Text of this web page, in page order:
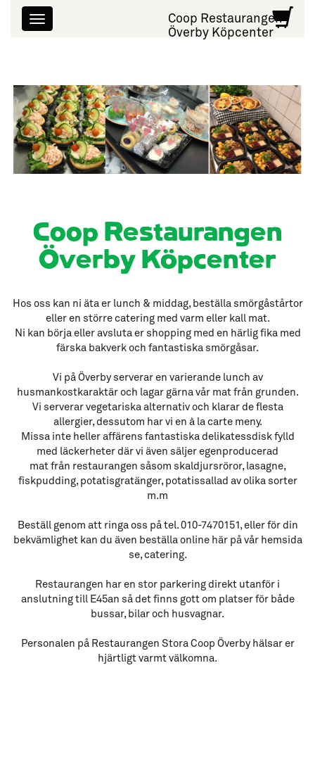
Coop Restaurangen
Överby Köpcenter
Coop Restaurangen
Överby Köpcenter
Hos oss kan ni äta er lunch & middag, beställa smörgåstårtor
eller en större catering med varm eller kall mat.
Ni kan börja eller avsluta er shopping med en härlig fika med
färska bakverk och fantastiska smörgåsar.
Vi på Överby serverar en varierande lunch av
husmankostkaraktär och lagar gärna vår mat från grunden.
Vi serverar vegetariska alternativ och klarar de flesta
allergier, dessutom har vi en à la carte meny.
Missa inte heller affärens fantastiska delikatessdisk fylld
med läckerheter där vi även säljer egenproducerad
mat från restaurangen såsom skaldjursröror, lasagne,
fiskpudding, potatisgratänger, potatissallad av olika sorter
m.m
Beställ genom att ringa oss på tel. 010-7470151, eller för din
bekvämlighet kan du även beställa online här på vår hemsida
se, catering.
Restaurangen har en stor parkering direkt utanför i
anslutning till E45an så det finns gott om platser för både
bussar, bilar och husvagnar.
Personalen på Restaurangen Stora Coop Överby hälsar er
hjärtligt varmt välkomna.